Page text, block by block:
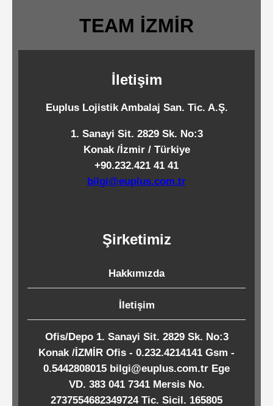
Pipetler
Ürünleri
Temizlik
Kimyasalları
Endüstriyel
Temizlik
Köpük
Kaseler
Tabaklar
TEAM İZMİR
İletişim
Euplus Lojistik Ambalaj San. Tic. A.Ş.
1. Sanayi Sit. 2829 Sk. No:3
Konak /İzmir / Türkiye
+90.232.421 41 41
bilgi@euplus.com.tr
Şirketimiz
Hakkımızda
İletişim
Ofis/Depo 1. Sanayi Sit. 2829 Sk. No:3
Konak /İZMİR Ofis - 0.232.4214141 Gsm -
0.5442808015 bilgi@euplus.com.tr Ege
VD. 383 041 7341 Mersis No.
2737554682349724 Tic. Sicil. 165805